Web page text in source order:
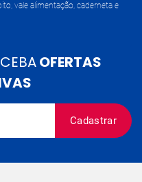
vale alimentação, caderneta e
OFERTAS
Cadastrar